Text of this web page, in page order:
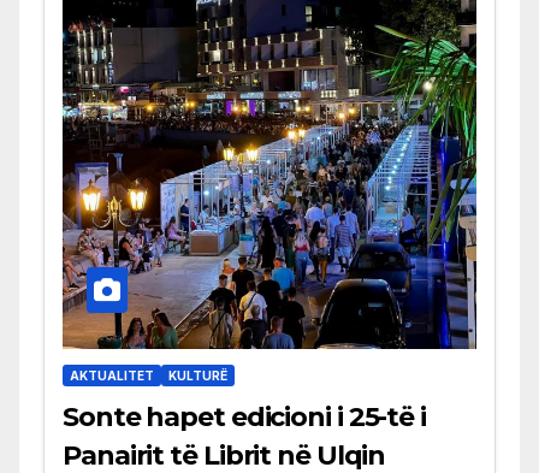
AKTUALITET KULTURË
Sonte hapet edicioni i 25-të i
Panairit të Librit në Ulqin